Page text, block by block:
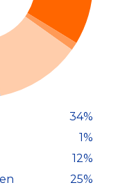
volgt
34%
1%
12%
25%